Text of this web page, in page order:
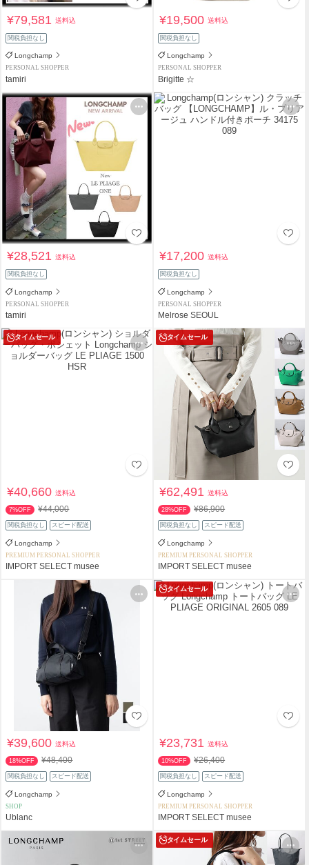
¥79,581送料込
関税負担なし
Longchamp
PERSONAL SHOPPER
tamiri
¥19,500送料込
関税負担なし
Longchamp
PERSONAL SHOPPER
Brigitte ☆
¥28,521送料込
関税負担なし
Longchamp
PERSONAL SHOPPER
tamiri
¥17,200送料込
関税負担なし
Longchamp
PERSONAL SHOPPER
Melrose SEOUL
タイムセール
¥40,660送料込
7%OFF ¥44,000
関税負担なし スピード配送
Longchamp
PREMIUM PERSONAL SHOPPER
IMPORT SELECT musee
タイムセール
¥62,491送料込
28%OFF ¥86,900
関税負担なし スピード配送
Longchamp
PREMIUM PERSONAL SHOPPER
IMPORT SELECT musee
¥39,600送料込
18%OFF ¥48,400
関税負担なし スピード配送
Longchamp
SHOP
Ublanc
タイムセール
¥23,731送料込
10%OFF ¥26,400
関税負担なし スピード配送
Longchamp
PREMIUM PERSONAL SHOPPER
IMPORT SELECT musee
タイムセール